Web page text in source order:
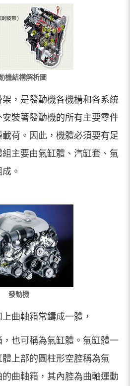
機結構解析圖
，是發動機各機構和各系統
裝著發動機的所有主要零件
荷。因此，機體必須要有足
主要由氣缸體、汽缸套、氣
。
發動機
曲軸箱常鑄成一體，
也可稱為氣缸體。氣缸體一
上部的圓柱形空腔稱為氣
曲軸箱，其內腔為曲軸運動